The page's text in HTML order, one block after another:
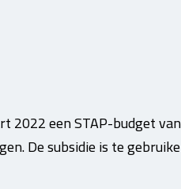
2022 een STAP-budget
De subsidie is te